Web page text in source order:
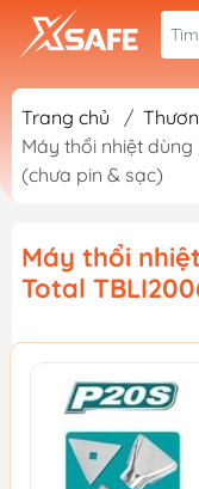
Trang chủ /
Máy thổi nhiệt
(chưa pin & sạc)
Máy thổi
Total